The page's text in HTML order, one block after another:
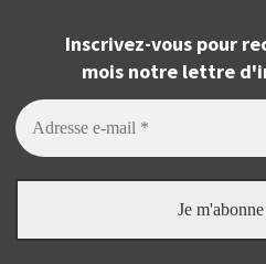
Inscrivez-vous pour
mois notre lettre